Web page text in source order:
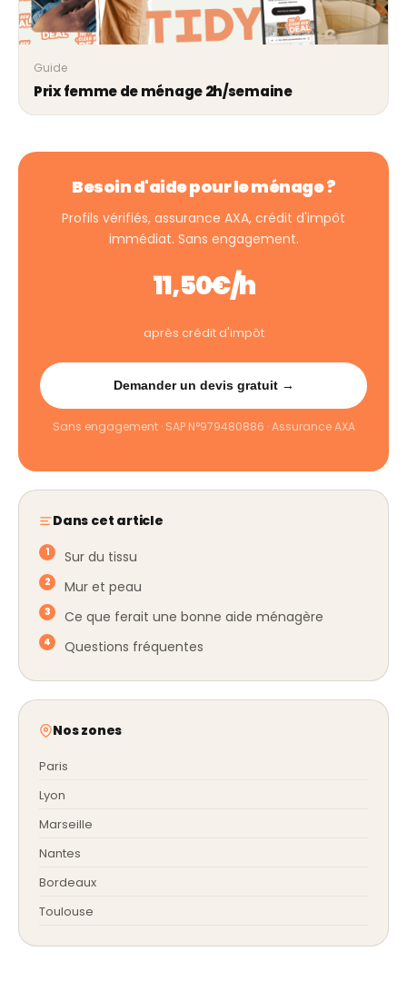
Guide
Prix femme de ménage 2h/semaine
Besoin d'aide pour le ménage ?
Profils vérifiés, assurance AXA, crédit d'impôt
immédiat. Sans engagement.
11,50€/h
après crédit d'impôt
Demander un devis gratuit →
Sans engagement · SAP N°979480886 · Assurance AXA
Dans cet article
Sur du tissu
Mur et peau
Ce que ferait une bonne aide ménagère
Questions fréquentes
Nos zones
Paris
Lyon
Marseille
Nantes
Bordeaux
Toulouse